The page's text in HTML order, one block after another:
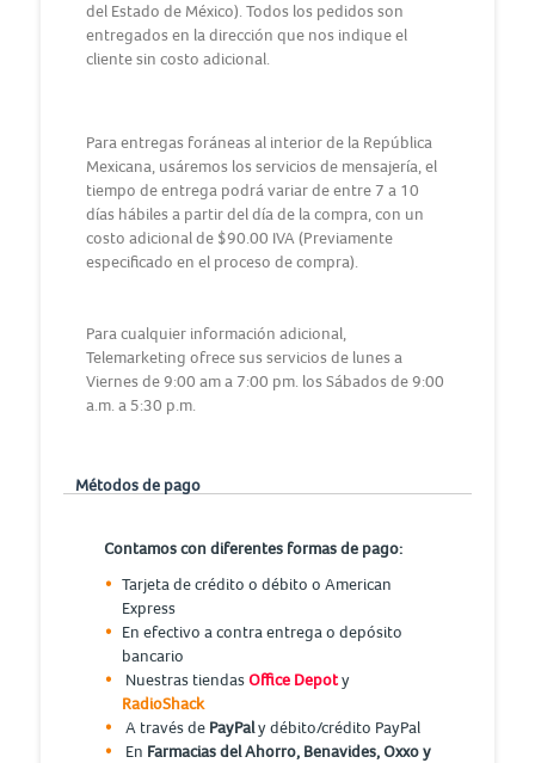
del Estado de México). Todos los pedidos son
entregados en la dirección que nos indique el
cliente sin costo adicional.
Para entregas foráneas al interior de la República
Mexicana, usáremos los servicios de mensajería, el
tiempo de entrega podrá variar de entre 7 a 10
días hábiles a partir del día de la compra, con un
costo adicional de $90.00 IVA (Previamente
especificado en el proceso de compra).
Para cualquier información adicional,
Telemarketing ofrece sus servicios de lunes a
Viernes de 9:00 am a 7:00 pm. los Sábados de 9:00
a.m. a 5:30 p.m.
Métodos de pago
Contamos con diferentes formas de pago:
Tarjeta de crédito o débito o American
Express
En efectivo a contra entrega o depósito
bancario
Nuestras tiendasOffice Depoty
RadioShack
A través de PayPaly débito/crédito PayPal
En Farmacias del Ahorro, Benavides, Oxxo y